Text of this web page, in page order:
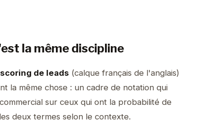
la même discipline
scoring de leads (calque français de l'anglais)
la même chose : un cadre de notation qui
sur ceux qui ont la probabilité de
deux termes selon le contexte.